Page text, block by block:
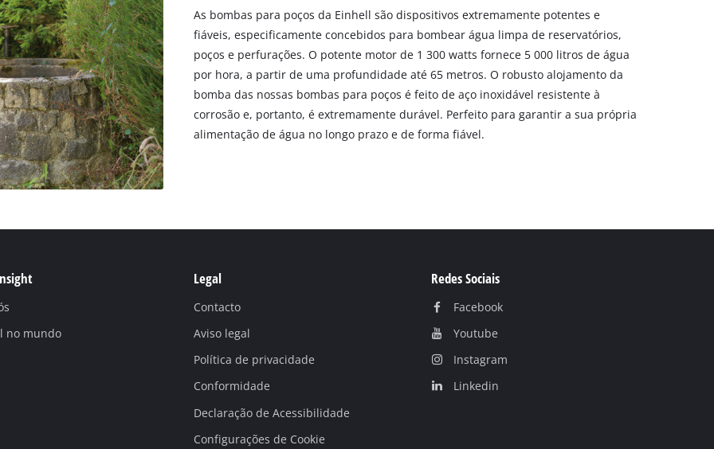
As bombas para poços da Einhell são dispositivos extremamente potentes e
fiáveis, especificamente concebidos para bombear água limpa de reservatórios,
poços e perfurações. O potente motor de 1 300 watts fornece 5 000 litros de água
por hora, a partir de uma profundidade até 65 metros. O robusto alojamento da
bomba das nossas bombas para poços é feito de aço inoxidável resistente à
corrosão e, portanto, é extremamente durável. Perfeito para garantir a sua própria
alimentação de água no longo prazo e de forma fiável.
no mundo
Legal
Contacto
Aviso legal
Política de privacidade
Conformidade
Declaração de Acessibilidade
Configurações de Cookie
Redes Sociais
Facebook
Youtube
Instagram
Linkedin